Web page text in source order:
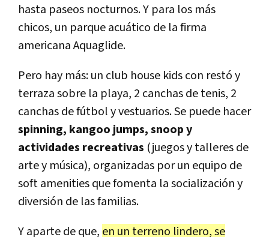
hasta paseos nocturnos. Y para los más
chicos, un parque acuático de la firma
americana Aquaglide.
Pero hay más: un club house kids con restó y
terraza sobre la playa, 2 canchas de tenis, 2
canchas de fútbol y vestuarios. Se puede hacer
spinning, kangoo jumps, snoop y
actividades recreativas (juegos y talleres de
arte y música), organizadas por un equipo de
soft amenities que fomenta la socialización y
diversión de las familias.
Y aparte de que, en un terreno lindero, se